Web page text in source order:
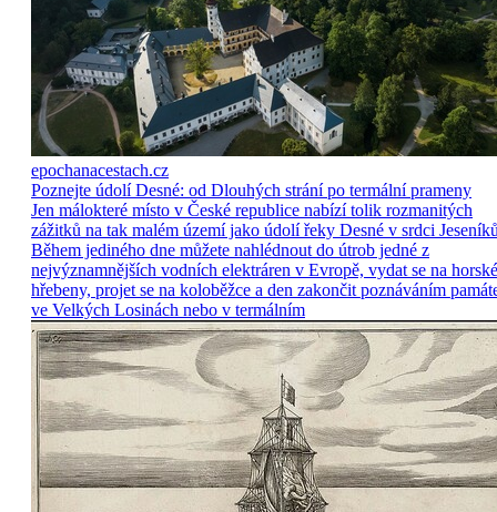
epochanacestach.cz
Poznejte údolí Desné: od Dlouhých strání po termální prameny
Jen málokteré místo v České republice nabízí tolik rozmanitých
zážitků na tak malém území jako údolí řeky Desné v srdci
Během jediného dne můžete nahlédnout do útrob jedné z
nejvýznamnějších vodních elektráren v Evropě, vydat se na horské
hřebeny, projet se na koloběžce a den zakončit poznáváním
ve Velkých Losinách nebo v termálním